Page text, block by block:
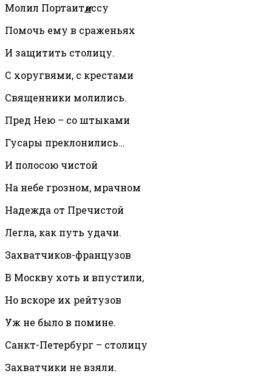
Молил Портаитиссу
Помочь ему в сраженьях
И защитить столицу.
С хоругвями, с крестами
Священники молились.
Пред Нею – со штыками
Гусары преклонились…
И полосою чистой
На небе грозном, мрачном
Надежда от Пречистой
Легла, как путь удачи.
Захватчиков-французов
В Москву хоть и впустили,
Но вскоре их рейтузов
Уж не было в помине.
Санкт-Петербург – столицу
Захватчики не взяли.